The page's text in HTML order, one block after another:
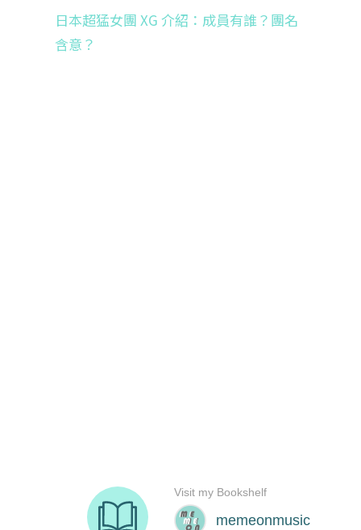
日本超猛女團 XG 介紹：成員有誰？團名
含意？